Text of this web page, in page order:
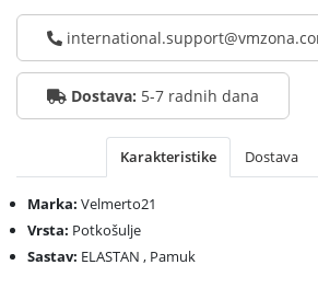
Dostava: 5-7 radnih dana
Karakteristike Dostava
Marka: Velmerto21
Vrsta: Potkošulje
Sastav: ELASTAN , Pamuk